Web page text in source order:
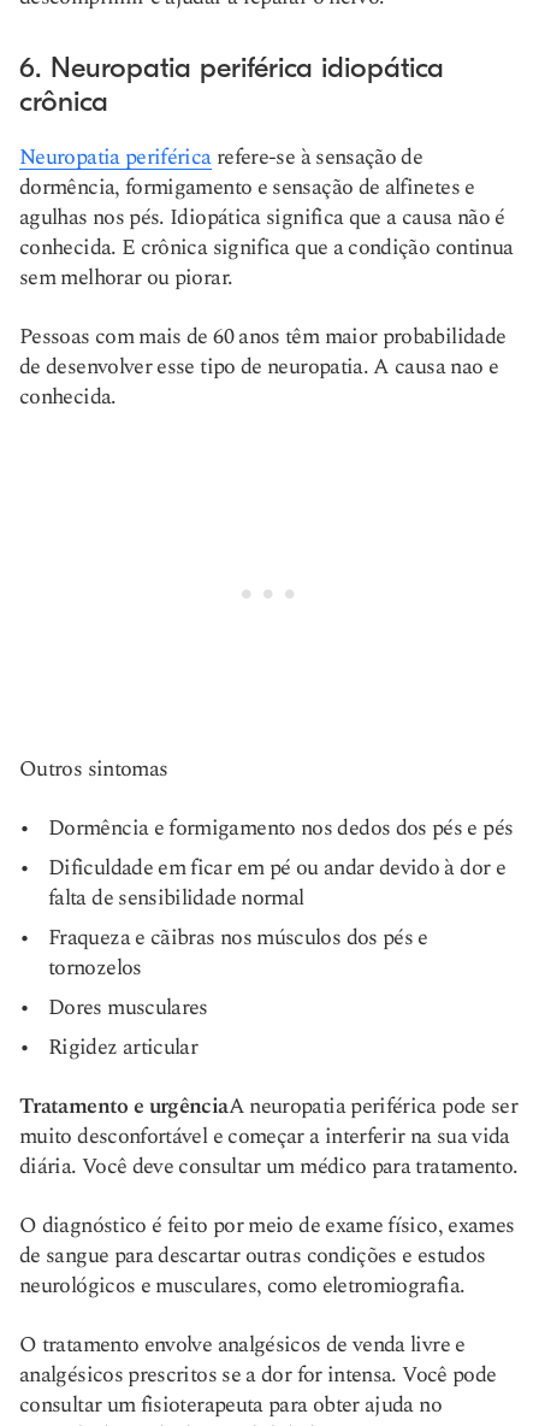
6. Neuropatia periférica idiopática
crônica
Neuropatia periféricarefere-se à sensação de
dormência, formigamento e sensação de alfinetes e
agulhas nos pés. Idiopática significa que a causa não é
conhecida. E crônica significa que a condição continua
sem melhorar ou piorar.
Pessoas com mais de 60 anos têm maior probabilidade
de desenvolver esse tipo de neuropatia. A causa nao e
conhecida.
Outros sintomas
Dormência e formigamento nos dedos dos pés e pés
Dificuldade em ficar em pé ou andar devido à dor e
falta de sensibilidade normal
Fraqueza e cãibras nos músculos dos pés e
tornozelos
Dores musculares
Rigidez articular
Tratamento e urgênciaA neuropatia periférica pode ser
muito desconfortável e começar a interferir na sua vida
diária. Você deve consultar um médico para tratamento.
O diagnóstico é feito por meio de exame físico, exames
de sangue para descartar outras condições e estudos
neurológicos e musculares, como eletromiografia.
O tratamento envolve analgésicos de venda livre e
analgésicos prescritos se a dor for intensa. Você pode
consultar um fisioterapeuta para obter ajuda no